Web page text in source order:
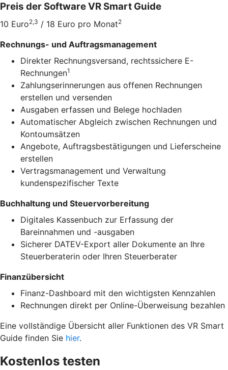
Preis der Software VR Smart Guide
10 Euro2,3 / 18 Euro pro Monat2
Rechnungs- und Auftragsmanagement
Direkter Rechnungsversand, rechtssichere E-
Rechnungen1
Zahlungserinnerungen aus offenen Rechnungen
erstellen und versenden
Ausgaben erfassen und Belege hochladen
Automatischer Abgleich zwischen Rechnungen und
Kontoumsätzen
Angebote, Auftragsbestätigungen und Lieferscheine
erstellen
Vertragsmanagement und Verwaltung
kundenspezifischer Texte
Buchhaltung und Steuervorbereitung
Digitales Kassenbuch zur Erfassung der
Bareinnahmen und -ausgaben
Sicherer DATEV-Export aller Dokumente an Ihre
Steuerberaterin oder Ihren Steuerberater
Finanzübersicht
Finanz-Dashboard mit den wichtigsten Kennzahlen
Rechnungen direkt per Online-Überweisung bezahlen
Eine vollständige Übersicht aller Funktionen des VR Smart
Guide finden Sie hier.
Kostenlos testen